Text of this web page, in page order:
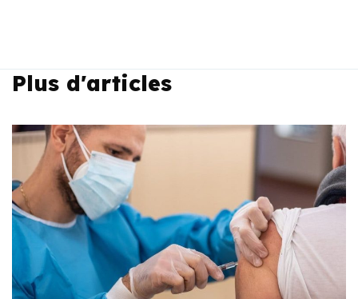
Plus d'articles